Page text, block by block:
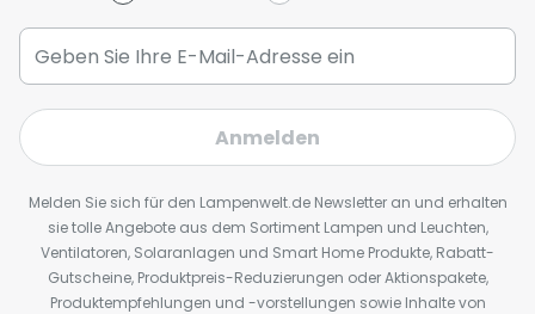
Anmelden
Melden Sie sich für den Lampenwelt.de Newsletter an und erhalten
sie tolle Angebote aus dem Sortiment Lampen und Leuchten,
Ventilatoren, Solaranlagen und Smart Home Produkte, Rabatt-
Gutscheine, Produktpreis-Reduzierungen oder Aktionspakete,
Produktempfehlungen und -vorstellungen sowie Inhalte von